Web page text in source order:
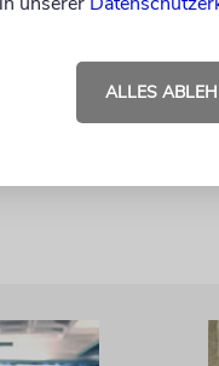
man sich so
gekommen wäre,
1.016.451 Dollar
ALLES